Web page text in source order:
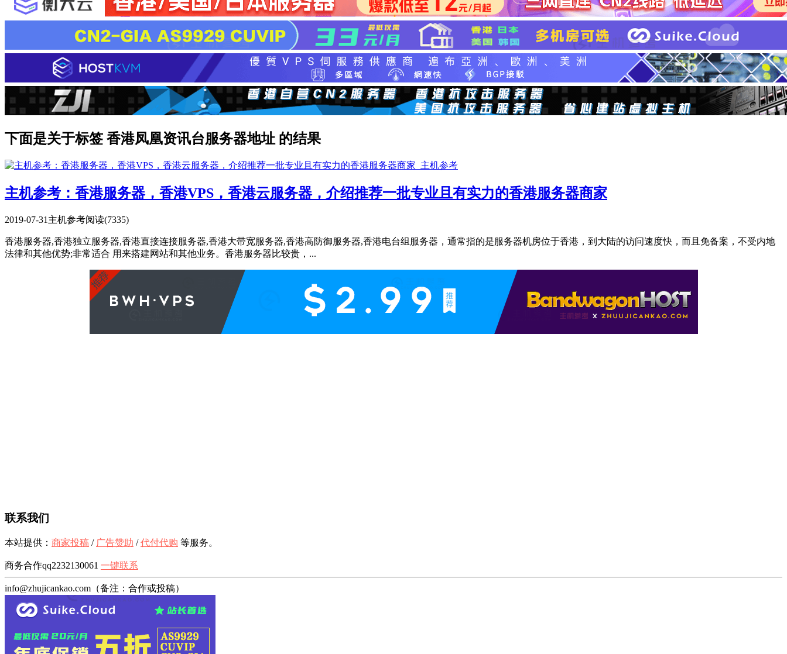
下面是关于标签 香港凤凰资讯台服务器地址 的结果
主机参考：香港服务器，香港VPS，香港云服务器，介绍推荐一批专业且有实力的香港服务器商家
2019-07-31 主机参考阅读(7335)
香港服务器,香港独立服务器,香港直接连接服务器,香港大带宽服务器,香港高防御服务器,香港电台组服务器，通常指的是服务器机房位于香港，到大陆的访问速度快，而且免备案，不受内地
法律和其他优势;非常适合 用来搭建网站和其他业务。香港服务器比较贵，...
联系我们
本站提供： 商家投稿 / 广告赞助 /代付代购 等服务。
商务合作qq2232130061 一键联系
info@zhujicankao.com（备注：合作或投稿）